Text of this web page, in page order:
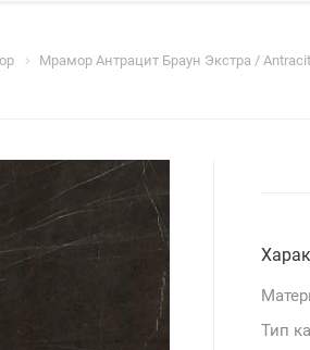
Мрамор Антрацит Браун Экстра /
Тип